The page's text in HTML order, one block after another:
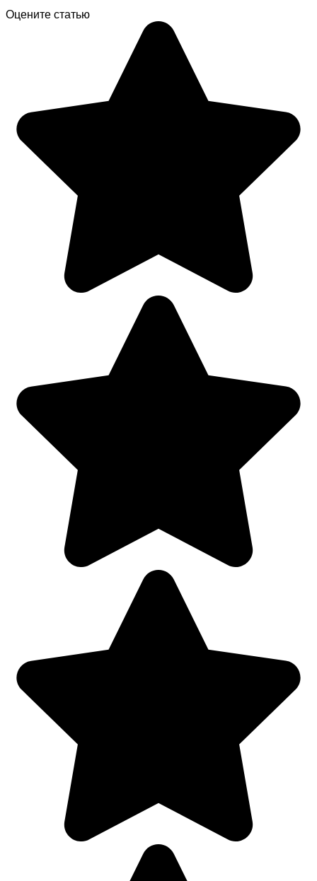
Оцените статью